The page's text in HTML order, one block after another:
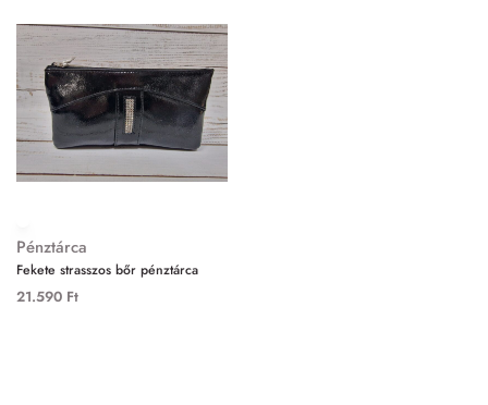
Pénztárca
Fekete strasszos bőr pénztárca
21.590 Ft